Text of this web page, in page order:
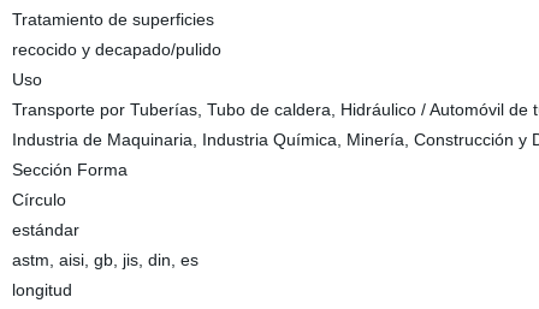
Tratamiento de superficies
recocido y decapado/pulido
Uso
Transporte por Tuberías, Tubo de caldera, Hidráulico / Automóvil
Industria de Maquinaria, Industria Química, Minería, Construcción y
Sección Forma
Círculo
estándar
astm, aisi, gb, jis, din, es
longitud